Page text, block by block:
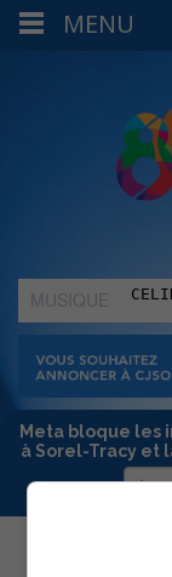
MUSIQUE
:
Meta bloque les
à Sorel-Tracy et
MENU